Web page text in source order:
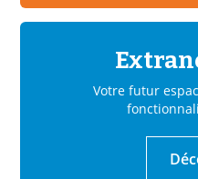
Votre futur